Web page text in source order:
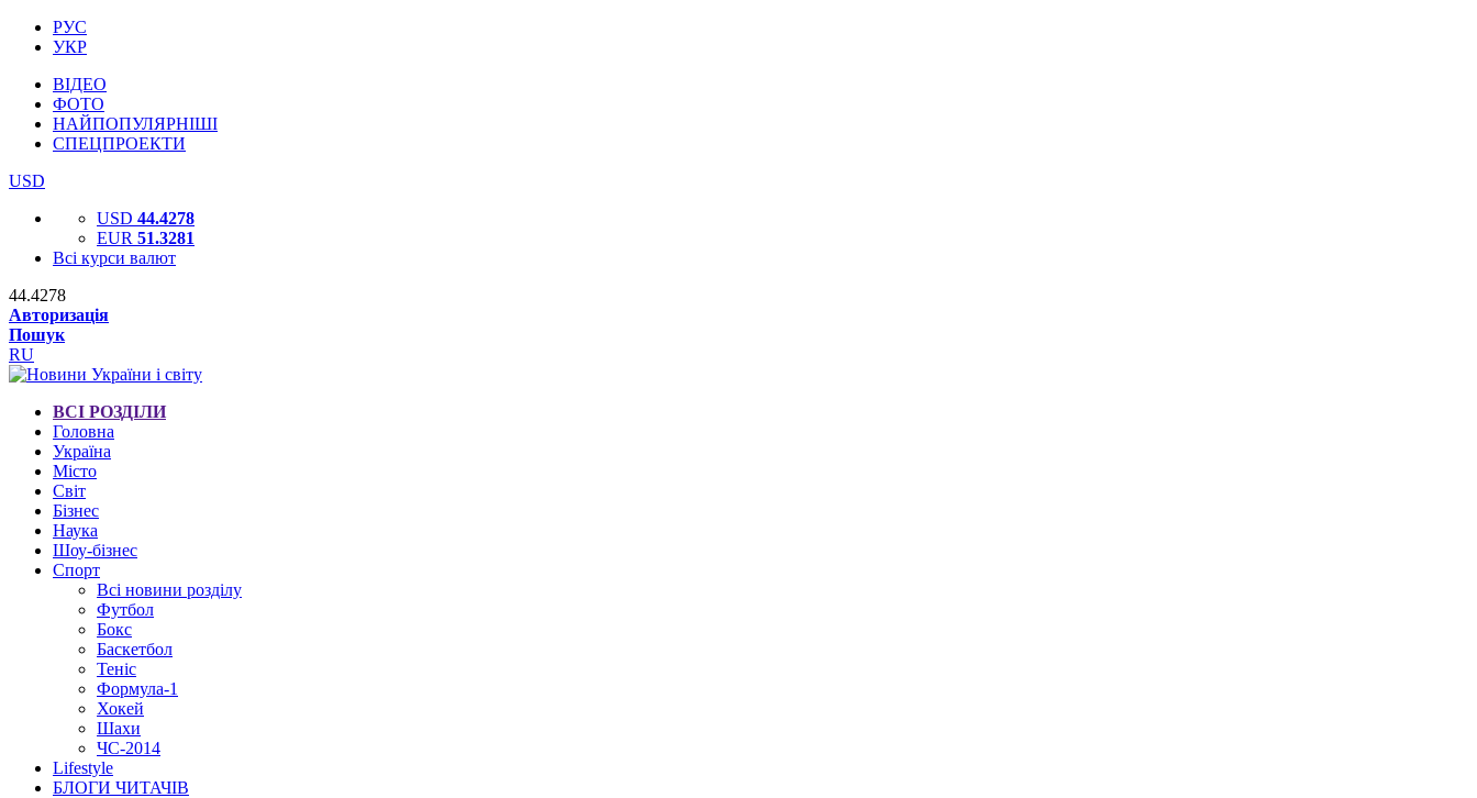
РУС
УКР
ВІДЕО
ФОТО
НАЙПОПУЛЯРНІШІ
СПЕЦПРОЕКТИ
USD
USD 44.4278
EUR 51.3281
Всі курси валют
44.4278
Авторизація
Пошук
RU
ВСІ РОЗДІЛИ
Головна
Україна
Місто
Світ
Бізнес
Наука
Шоу-бізнес
Спорт
Всі новини розділу
Футбол
Бокс
Баскетбол
Теніс
Формула-1
Хокей
Шахи
ЧС-2014
Lifestyle
БЛОГИ ЧИТАЧІВ